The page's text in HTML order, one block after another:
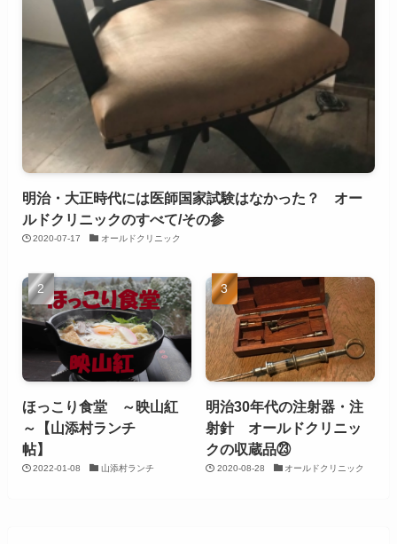
明治・大正時代には医師国家試験はなかった？ オー
ルドクリニックのすべて/その参
2020-07-17 オールドクリニック
ほっこり食堂 ～映山紅
～【山添村ランチ
帖】
2022-01-08 山添村ランチ
明治30年代の注射器・注
射針 オールドクリニッ
クの収蔵品㉓
2020-08-28 オールドクリニック